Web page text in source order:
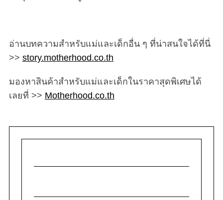
อ่านบทความสำหรับแม่และเด็กอื่น ๆ ที่น่าสนใจได้ที่นี่
>> story.motherhood.co.th
มองหาสินค้าสำหรับแม่และเด็กในราคาสุดพิเศษได้
เลยที่ >> Motherhood.co.th